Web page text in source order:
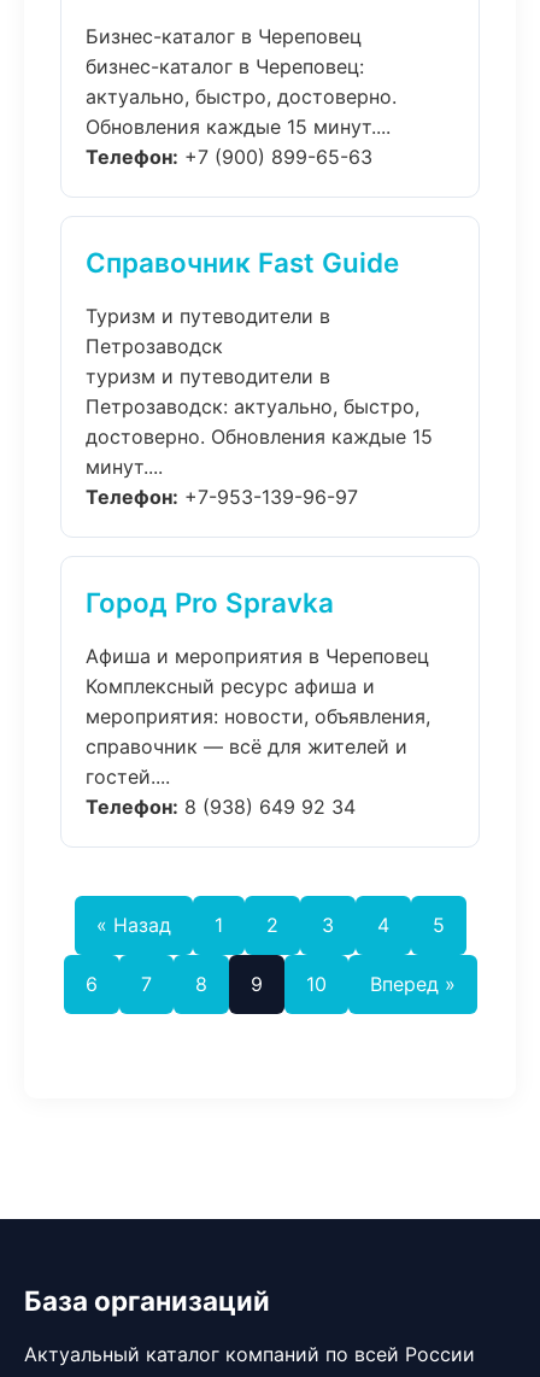
Бизнес-каталог в Череповец
бизнес-каталог в Череповец:
актуально, быстро, достоверно.
Обновления каждые 15 минут....
Телефон: +7 (900) 899-65-63
Справочник Fast Guide
Туризм и путеводители в
Петрозаводск
туризм и путеводители в
Петрозаводск: актуально, быстро,
достоверно. Обновления каждые 15
минут....
Телефон: +7-953-139-96-97
Город Pro Spravka
Афиша и мероприятия в Череповец
Комплексный ресурс афиша и
мероприятия: новости, объявления,
справочник — всё для жителей и
гостей....
Телефон: 8 (938) 649 92 34
« Назад 1 2 3 4 5
6 7 8 9 10 Вперед »
База организаций
Актуальный каталог компаний по всей России